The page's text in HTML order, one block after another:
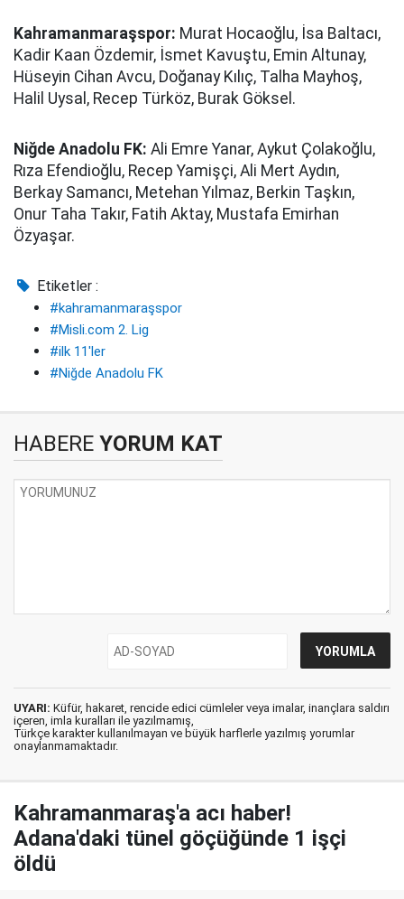
Kahramanmaraşspor: Murat Hocaoğlu, İsa Baltacı,
Kadir Kaan Özdemir, İsmet Kavuştu, Emin Altunay,
Hüseyin Cihan Avcu, Doğanay Kılıç, Talha Mayhoş,
Halil Uysal, Recep Türköz, Burak Göksel.
Niğde Anadolu FK: Ali Emre Yanar, Aykut Çolakoğlu,
Rıza Efendioğlu, Recep Yamişçi, Ali Mert Aydın,
Berkay Samancı, Metehan Yılmaz, Berkin Taşkın,
Onur Taha Takır, Fatih Aktay, Mustafa Emirhan
Özyaşar.
Etiketler :
#kahramanmaraşspor
#Misli.com 2. Lig
#ilk 11'ler
#Niğde Anadolu FK
HABERE YORUM KAT
UYARI: Küfür, hakaret, rencide edici cümleler veya imalar, inançlara saldırı
içeren, imla kuralları ile yazılmamış,
Türkçe karakter kullanılmayan ve büyük harflerle yazılmış yorumlar
onaylanmamaktadır.
Kahramanmaraş'a acı haber!
Adana'daki tünel göçüğünde 1 işçi
öldü